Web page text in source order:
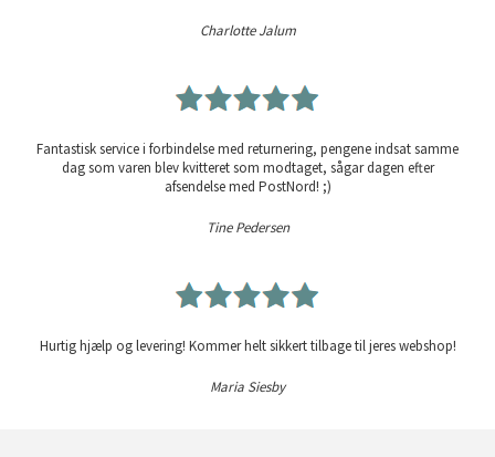
Charlotte Jalum
Fantastisk service i forbindelse med returnering, pengene indsat samme
dag som varen blev kvitteret som modtaget, sågar dagen efter
afsendelse med PostNord! ;)
Tine Pedersen
Hurtig hjælp og levering! Kommer helt sikkert tilbage til jeres webshop!
Maria Siesby